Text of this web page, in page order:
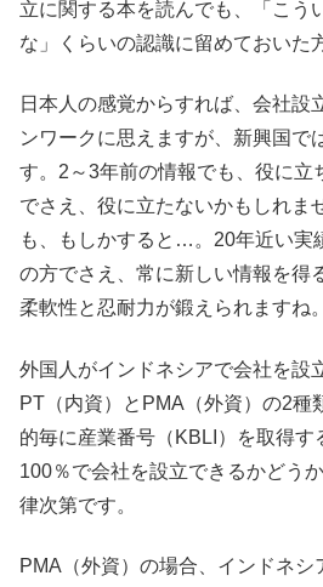
立に関する本を読んでも、「こう
な」くらいの認識に留めておいた
日本人の感覚からすれば、会社設
ンワークに思えますが、新興国で
す。2～3年前の情報でも、役に立
でさえ、役に立たないかもしれま
も、もしかすると…。20年近い実
の方でさえ、常に新しい情報を得
柔軟性と忍耐力が鍛えられますね。
外国人がインドネシアで会社を設
PT（内資）とPMA（外資）の2種
的毎に産業番号（KBLI）を取得す
100％で会社を設立できるかどう
律次第です。
PMA（外資）の場合、インドネシ